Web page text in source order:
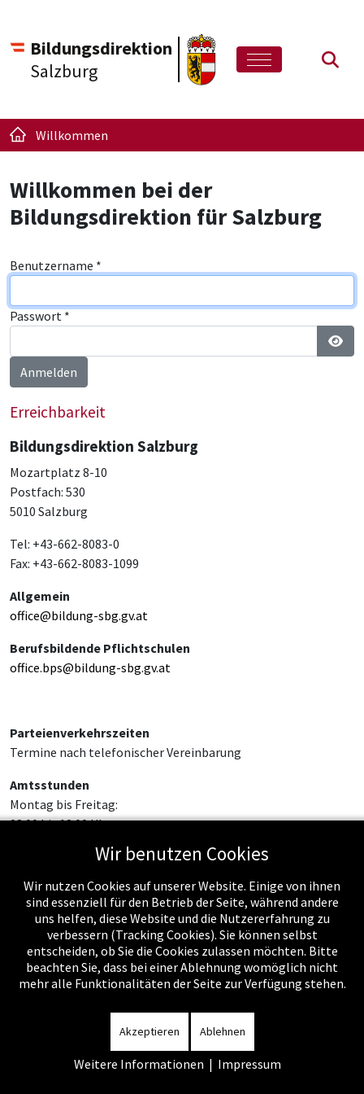
Bildungsdirektion
Salzburg
Willkommen
Willkommen bei der
Bildungsdirektion für Salzburg
Benutzername *
Passwort *
Anmelden
Erreichbarkeit
Bildungsdirektion Salzburg
Mozartplatz 8-10
Postfach: 530
5010 Salzburg
Tel: +43-662-8083-0
Fax: +43-662-8083-1099
Allgemein
office@bildung-sbg.gv.at
Berufsbildende Pflichtschulen
office.bps@bildung-sbg.gv.at
Parteienverkehrszeiten
Termine nach telefonischer Vereinbarung
Amtsstunden
Montag bis Freitag:
08:00 bis 12:00 Uhr
Wir benutzen Cookies
Wir nutzen Cookies auf unserer Website. Einige von ihnen
sind essenziell für den Betrieb der Seite, während andere
uns helfen, diese Website und die Nutzererfahrung zu
verbessern (Tracking Cookies). Sie können selbst
entscheiden, ob Sie die Cookies zulassen möchten. Bitte
beachten Sie, dass bei einer Ablehnung womöglich nicht
mehr alle Funktionalitäten der Seite zur Verfügung stehen.
Akzeptieren Ablehnen
Weitere Informationen | Impressum